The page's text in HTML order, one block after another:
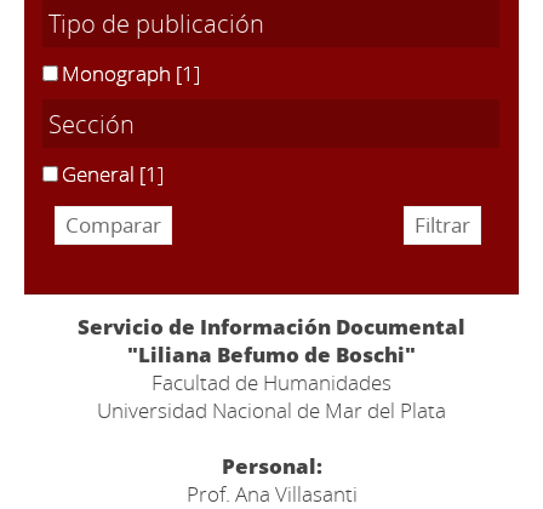
Tipo de publicación
Monograph [1]
Sección
General [1]
Servicio de Información Documental
"Liliana Befumo de Boschi"
Facultad de Humanidades
Universidad Nacional de Mar del Plata
Personal:
Prof. Ana Villasanti